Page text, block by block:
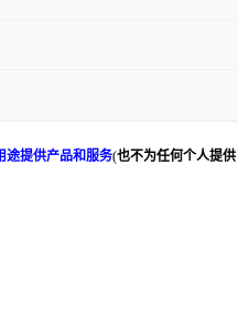
途提供产品和服务(也不为任何个人提供